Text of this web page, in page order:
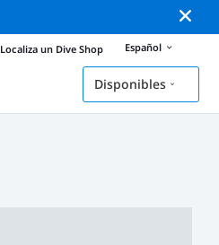
Localiza un Dive Shop Español
Disponibles